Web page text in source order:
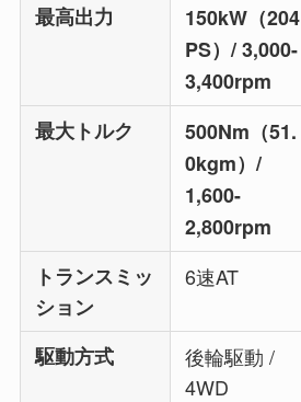
最高出力
150kW（204
PS）/ 3,000-
3,400rpm
最大トルク
500Nm（51.
0kgm）/
1,600-
2,800rpm
トランスミッ
ション
6速AT
駆動方式
後輪駆動 /
4WD